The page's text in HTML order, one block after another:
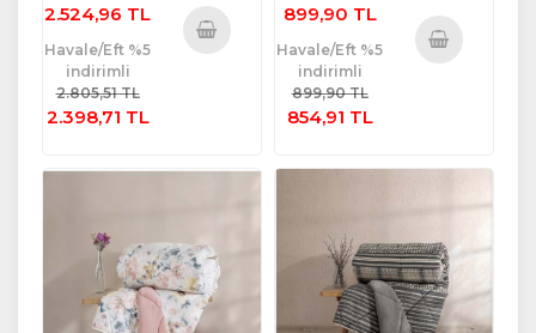
2.524,96 TL
Havale/Eft %5
indirimli
2.805,51 TL
2.398,71 TL
899,90 TL
Havale/Eft %5
indirimli
899,90 TL
854,91 TL